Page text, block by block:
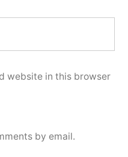
website in this browser
by email.